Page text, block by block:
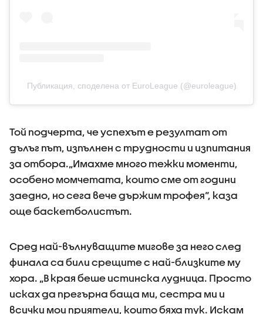
Публикация, споделена от EuroLeague (@euroleague)
Той подчерта, че успехът е резултат от
дълъг път, изпълнен с трудности и изпитания
за отбора.„Имахме много тежки моменти,
особено момчетата, които сме от години
заедно, но сега вече държим трофея“, каза
още баскетболистът.
Сред най-вълнуващите мигове за него след
финала са били срещите с най-близките му
хора. „В края беше истинска лудница. Просто
исках да прегърна баща ми, сестра ми и
всички мои приятели, които бяха тук. Искам